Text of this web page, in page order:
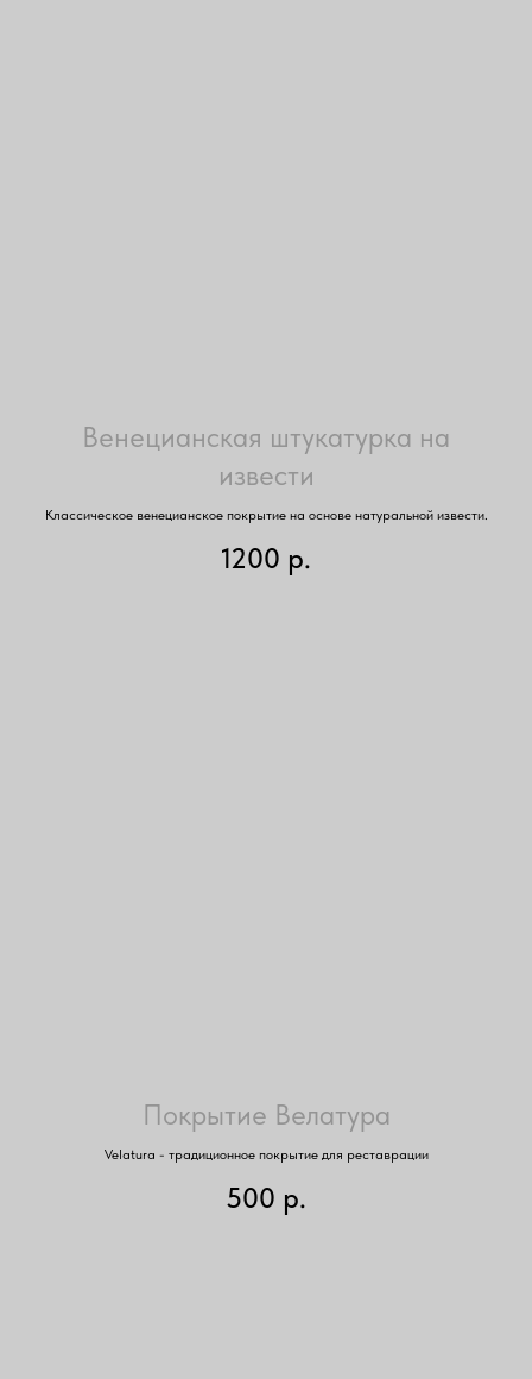
Венецианская штукатурка на
извести
Классическое венецианское покрытие на основе натуральной извести.
1200 р.
Покрытие Велатура
Velatura - традиционное покрытие для реставрации
500 р.